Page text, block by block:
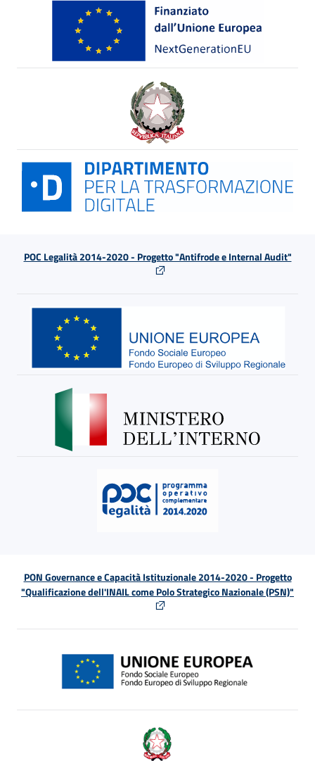
POC Legalità 2014-2020 - Progetto "Antifrode e Internal Audit"
PON Governance e Capacità Istituzionale 2014-2020 - Progetto
"Qualificazione dell'INAIL come Polo Strategico Nazionale (PSN)"